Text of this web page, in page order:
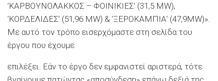
‘ΚΑΡΒΟΥΝΟΛΑΚΚΟΣ – ΦΟΙΝΙΚΙΕΣ’ (31,5 MW),
‘ΚΟΡΔΕΛΙΔΕΣ’ (51,96 MW) & ‘ΞΕΡΟΚΑΜΠΙΑ’ (47,9MW)».
Με αυτό τον τρόπο εισερχόμαστε στη σελίδα του
έργου που έχουμε
επιλέξει. Εάν το έργο δεν εμφανιστεί αριστερά, τότε